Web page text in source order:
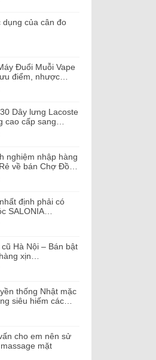
của cân đo
Đuổi Muỗi Vape
điểm, nhược…
Dây lưng Lacoste
cao cấp sang…
nghiệm nhập hàng
về bán Chợ Đồ…
định phải có
SALONIA…
Hà Nội – Bán bật
xịn…
thống Nhật mặc
siêu hiếm các…
cho em nên sử
mặt